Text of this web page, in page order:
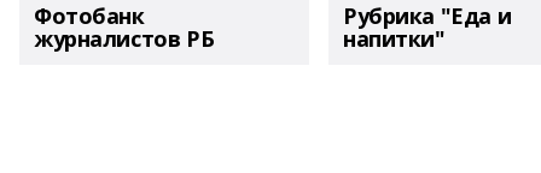
Фотобанк
журналистов РБ
Рубрика "Еда и
напитки"